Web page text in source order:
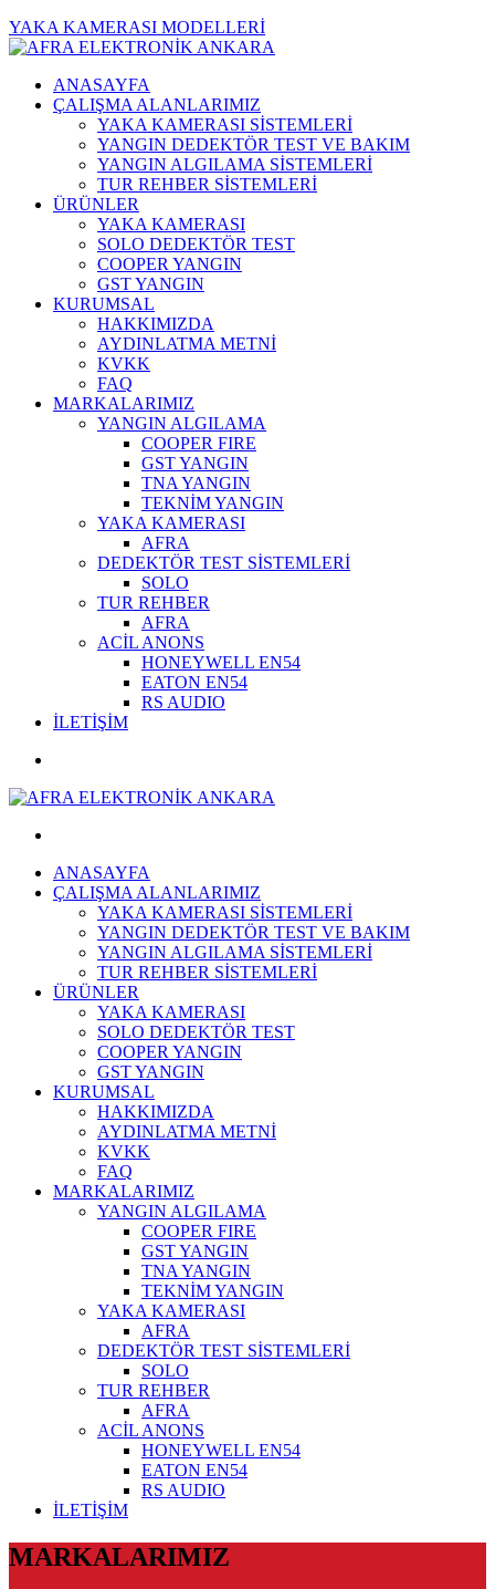
YAKA KAMERASI MODELLERİ
ANASAYFA
ÇALIŞMA ALANLARIMIZ
YAKA KAMERASI SİSTEMLERİ
YANGIN DEDEKTÖR TEST VE BAKIM
YANGIN ALGILAMA SİSTEMLERİ
TUR REHBER SİSTEMLERİ
ÜRÜNLER
YAKA KAMERASI
SOLO DEDEKTÖR TEST
COOPER YANGIN
GST YANGIN
KURUMSAL
HAKKIMIZDA
AYDINLATMA METNİ
KVKK
FAQ
MARKALARIMIZ
YANGIN ALGILAMA
COOPER FIRE
GST YANGIN
TNA YANGIN
TEKNİM YANGIN
YAKA KAMERASI
AFRA
DEDEKTÖR TEST SİSTEMLERİ
SOLO
TUR REHBER
AFRA
ACİL ANONS
HONEYWELL EN54
EATON EN54
RS AUDIO
İLETİŞİM
ANASAYFA
ÇALIŞMA ALANLARIMIZ
YAKA KAMERASI SİSTEMLERİ
YANGIN DEDEKTÖR TEST VE BAKIM
YANGIN ALGILAMA SİSTEMLERİ
TUR REHBER SİSTEMLERİ
ÜRÜNLER
YAKA KAMERASI
SOLO DEDEKTÖR TEST
COOPER YANGIN
GST YANGIN
KURUMSAL
HAKKIMIZDA
AYDINLATMA METNİ
KVKK
FAQ
MARKALARIMIZ
YANGIN ALGILAMA
COOPER FIRE
GST YANGIN
TNA YANGIN
TEKNİM YANGIN
YAKA KAMERASI
AFRA
DEDEKTÖR TEST SİSTEMLERİ
SOLO
TUR REHBER
AFRA
ACİL ANONS
HONEYWELL EN54
EATON EN54
RS AUDIO
İLETİŞİM
MARKALARIMIZ